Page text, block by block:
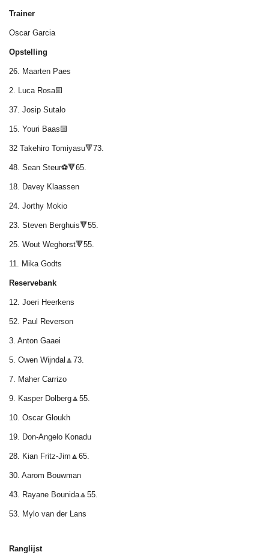
Trainer
Oscar Garcia
Opstelling
26. Maarten Paes
2. Luca Rosa🟨
37. Josip Sutalo
15. Youri Baas🟨
32 Takehiro Tomiyasu🔻73.
48. Sean Steur⚽🔻65.
18. Davey Klaassen
24. Jorthy Mokio
23. Steven Berghuis🔻55.
25. Wout Weghorst🔻55.
11. Mika Godts
Reservebank
12. Joeri Heerkens
52. Paul Reverson
3. Anton Gaaei
5. Owen Wijndal🔼73.
7. Maher Carrizo
9. Kasper Dolberg🔼55.
10. Oscar Gloukh
19. Don-Angelo Konadu
28. Kian Fritz-Jim🔼65.
30. Aarom Bouwman
43. Rayane Bounida🔼55.
53. Mylo van der Lans
Ranglijst